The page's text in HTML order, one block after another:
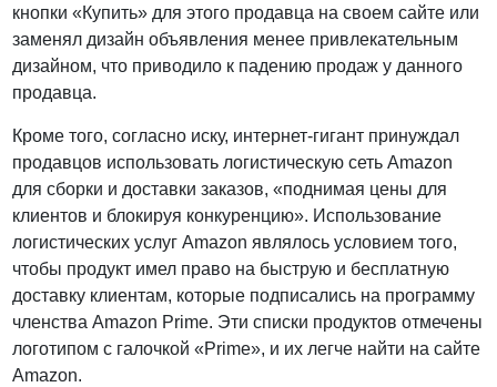
кнопки «Купить» для этого продавца на своем сайте или
заменял дизайн объявления менее привлекательным
дизайном, что приводило к падению продаж у данного
продавца.
Кроме того, согласно иску, интернет-гигант принуждал
продавцов использовать логистическую сеть Amazon
для сборки и доставки заказов, «поднимая цены для
клиентов и блокируя конкуренцию». Использование
логистических услуг Amazon являлось условием того,
чтобы продукт имел право на быструю и бесплатную
доставку клиентам, которые подписались на программу
членства Amazon Prime. Эти списки продуктов отмечены
логотипом с галочкой «Prime», и их легче найти на сайте
Amazon.